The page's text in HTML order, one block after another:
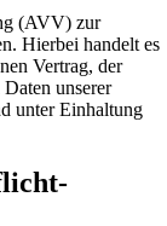
(AVV) zur
Hierbei handelt es
Vertrag, der
Daten unserer
unter Einhaltung